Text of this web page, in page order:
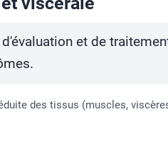
et de
des tissus (muscles,